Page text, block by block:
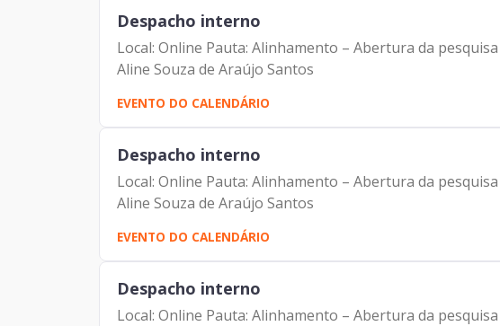
Despacho interno
Local: Online Pauta: Alinhamento – Abertura da
Aline Souza de Araújo Santos
EVENTO DO CALENDÁRIO
Despacho interno
Local: Online Pauta: Alinhamento – Abertura da
Aline Souza de Araújo Santos
EVENTO DO CALENDÁRIO
Despacho interno
Local: Online Pauta: Alinhamento – Abertura da